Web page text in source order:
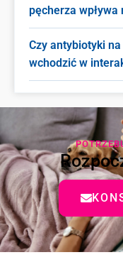
pęcherza
Czy antybiotyki
wchodzić w